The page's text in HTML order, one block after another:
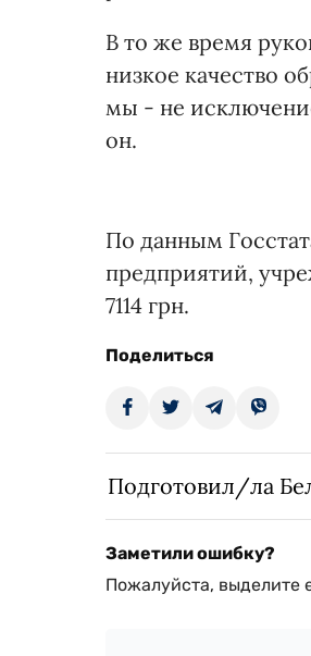
В то же время
низкое качество
мы - не
он.
По данным
предприятий,
7114 грн.
Поделиться
Подготовил/ла
Заметили ошибку?
Пожалуйста,